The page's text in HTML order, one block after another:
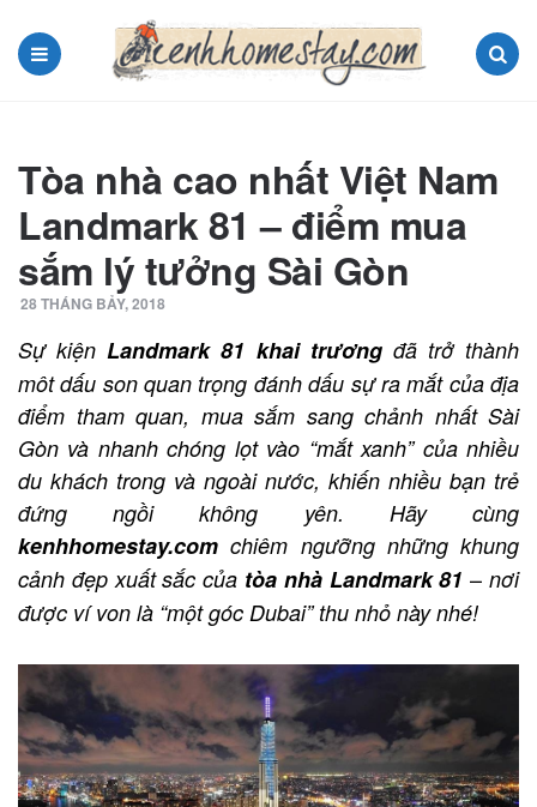
Tòa nhà cao nhất Việt Nam
Landmark 81 – điểm mua
sắm lý tưởng Sài Gòn
28 THÁNG BẢY, 2018
Sự kiện Landmark 81 khai trươngđã trở thành
môt dấu son quan trọng đánh dấu sự ra mắt của địa
điểm tham quan, mua sắm sang chảnh nhất Sài
Gòn và nhanh chóng lọt vào “mắt xanh” của nhiều
du khách trong và ngoài nước, khiến nhiều bạn trẻ
đứng ngồi không yên. Hãy cùng
kenhhomestay.com chiêm ngưỡng những khung
cảnh đẹp xuất sắc của tòa nhà Landmark 81 –nơi
được ví von là “một góc Dubai” thu nhỏ này nhé!